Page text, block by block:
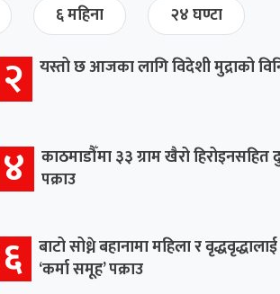
६ महिना २४ घण्टा
२ यस्तो छ आजका लागि विदेशी मुद्राको
४
काठमाडौँमा ३३ ग्राम खैरो हिरोइनसहित
पक्राउ
६ बाटो सोध्ने बहानामा महिला र
‘कर्मा समूह’ पक्राउ